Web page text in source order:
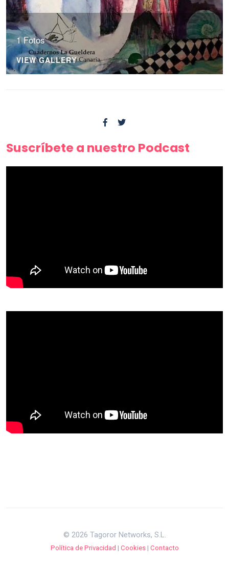
1 Fotos
VIEW GALLERY
Suscríbete a nuestro Podcast
© 2026 Tagoror Networks, S.L.
Política de Privacidad | Cookies| Contacto